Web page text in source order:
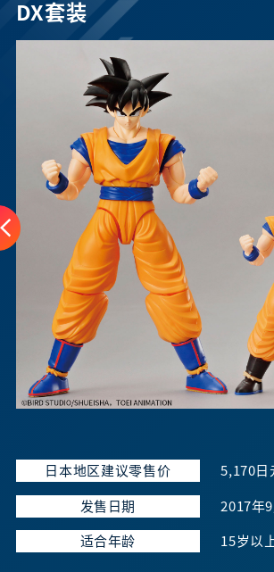
DX套装
日本地区建议零售价 5,170日
发售日期 2017年
适合年龄 15岁以